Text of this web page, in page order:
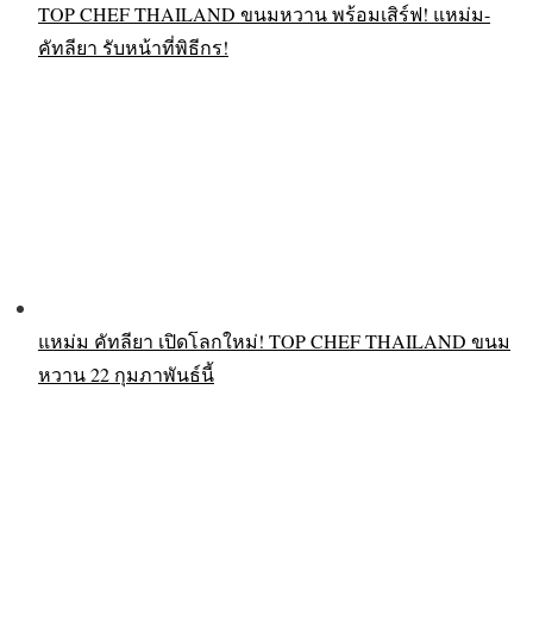
TOP CHEF THAILAND ขนมหวาน พร้อมเสิร์ฟ! แหม่ม-
คัทลียา รับหน้าที่พิธีกร!
แหม่ม คัทลียา เปิดโลกใหม่! TOP CHEF THAILAND ขนม
หวาน 22 กุมภาพันธ์นี้